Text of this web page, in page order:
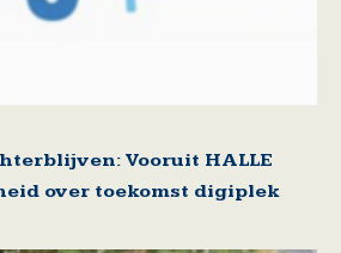
Vooruit HALLE
over toekomst digiplek